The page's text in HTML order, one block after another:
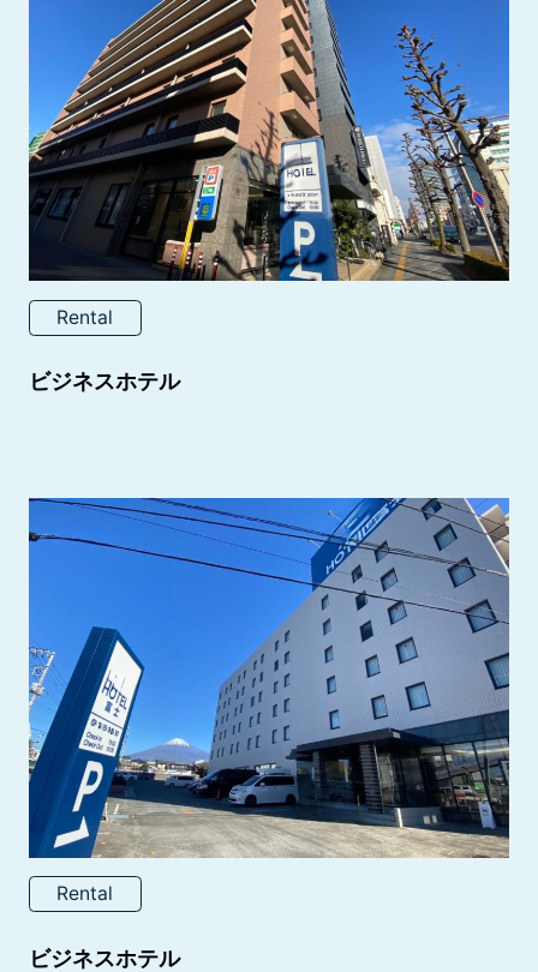
Rental
ビジネスホテル
Rental
ビジネスホテル